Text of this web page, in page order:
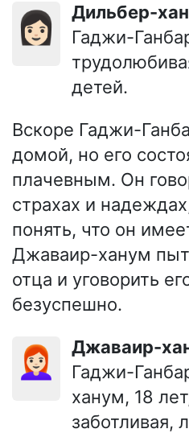
👩🏻 Дильбер-
Гаджи-
детей.
Вскоре Гаджи-
домой, но его
плачевным. Он
страхах и
понять, что он
Джаваир-ханум
отца и уговорить
безуспешно.
👩🏻‍🦰 Джаваир-
Гаджи-
ханум, 18
заботливая,